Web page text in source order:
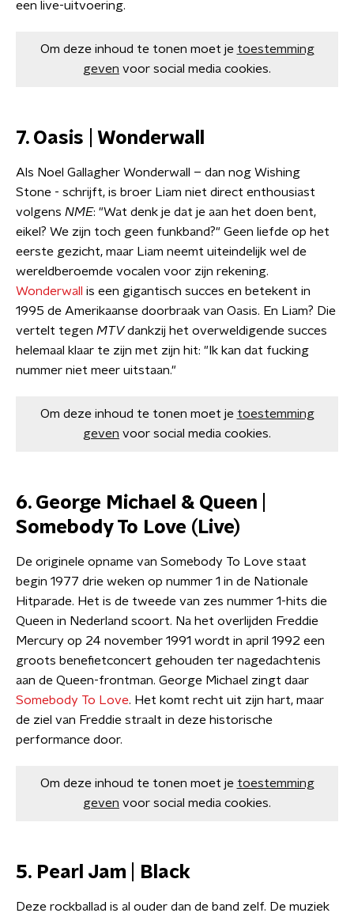
een live-uitvoering.
Om deze inhoud te tonen moet je toestemming
geven voor social media cookies.
7. Oasis | Wonderwall
Als Noel Gallagher Wonderwall – dan nog Wishing
Stone - schrijft, is broer Liam niet direct enthousiast
volgens NME: "Wat denk je dat je aan het doen bent,
eikel? We zijn toch geen funkband?" Geen liefde op het
eerste gezicht, maar Liam neemt uiteindelijk wel de
wereldberoemde vocalen voor zijn rekening.
Wonderwall
is een gigantisch succes en betekent in
1995 de Amerikaanse doorbraak van Oasis. En Liam? Die
vertelt tegen MTVdankzij het overweldigende succes
helemaal klaar te zijn met zijn hit: "Ik kan dat fucking
nummer niet meer uitstaan."
Om deze inhoud te tonen moet je toestemming
geven voor social media cookies.
6. George Michael & Queen |
Somebody To Love (Live)
De originele opname van Somebody To Love staat
begin 1977 drie weken op nummer 1 in de Nationale
Hitparade. Het is de tweede van zes nummer 1-hits die
Queen in Nederland scoort. Na het overlijden Freddie
Mercury op 24 november 1991 wordt in april 1992 een
groots benefietconcert gehouden ter nagedachtenis
aan de Queen-frontman. George Michael zingt daar
Somebody To Love. Het komt recht uit zijn hart, maar
de ziel van Freddie straalt in deze historische
performance door.
Om deze inhoud te tonen moet je toestemming
geven voor social media cookies.
5. Pearl Jam | Black
Deze rockballad is al ouder dan de band zelf. De muziek